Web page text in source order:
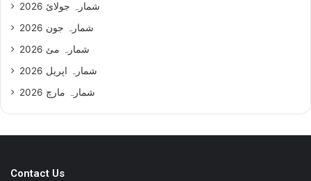
شمارہ جولائ 2026
شمارہ جون 2026
شمارہ مئ 2026
شمارہ اپریل 2026
شمارہ مارچ 2026
Contact Us